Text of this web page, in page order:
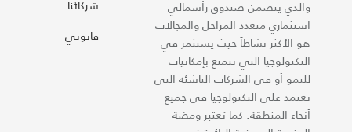
والذي يتضمن صندوق رأسمالي
استثماري متعدد المراحل والمجالات
هو الأكثر نشاطاً حيث يستثمر في
التكنولوجيا التي تتمتع بإمكانيات
للنمو أو في الشركات الناشئة التي
تعتمد على التكنولوجيا في جميع
أنحاء المنطقة. كما تعتبر ومضة
شركائنا
قانوني